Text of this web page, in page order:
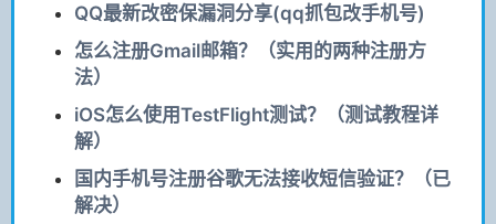
QQ最新改密保漏洞分享(qq抓包改手机号)
怎么注册Gmail邮箱？（实用的两种注册方
法）
iOS怎么使用TestFlight测试？（测试教程详
解）
国内手机号注册谷歌无法接收短信验证？（已
解决）